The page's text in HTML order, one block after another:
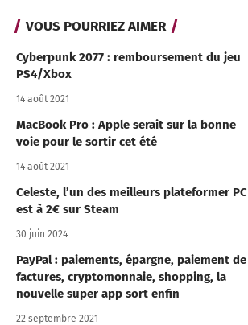
VOUS POURRIEZ AIMER
Cyberpunk 2077 : remboursement du jeu
PS4/Xbox
14 août 2021
MacBook Pro : Apple serait sur la bonne
voie pour le sortir cet été
14 août 2021
Celeste, l’un des meilleurs plateformer PC
est à 2€ sur Steam
30 juin 2024
PayPal : paiements, épargne, paiement de
factures, cryptomonnaie, shopping, la
nouvelle super app sort enfin
22 septembre 2021